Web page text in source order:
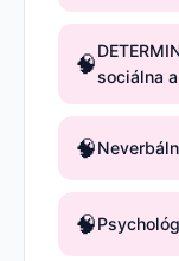
🧠sociálna
🧠
🧠